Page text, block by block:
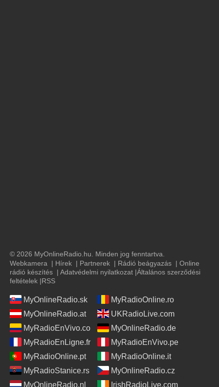
© 2026 MyOnlineRadio.hu. Minden jog fenntartva.
Webkamera | Hírek | Partnerek | Rádió beágyazás | Online
rádió készítés | Adatvédelmi nyilatkozat |Általános szerződési
feltételek |RSS
MyOnlineRadio.sk
MyRadioOnline.ro
MyOnlineRadio.at
UKRadioLive.com
MyRadioEnVivo.co
MyOnlineRadio.de
MyRadioEnLigne.fr
MyRadioEnVivo.pe
MyRadioOnline.pt
MyRadioOnline.it
MyRadioStanice.rs
MyOnlineRadio.cz
MyOnlineRadio.nl
IrishRadioLive.com